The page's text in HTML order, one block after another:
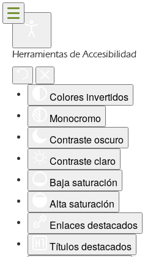
Herramientas de Accesibilidad
Colores invertidos
Monocromo
Contraste oscuro
Contraste claro
Baja saturación
Alta saturación
Enlaces destacados
Títulos destacados